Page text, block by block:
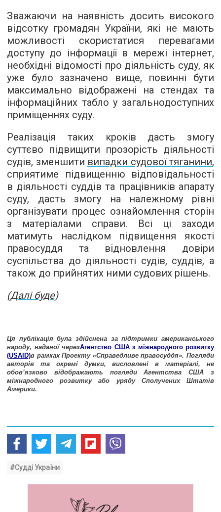
Зважаючи на наявність досить високого
відсотку громадян України, які не мають
можливості скористатися перевагами
доступу до інформації в мережі інтернет,
необхідні відомості про діяльність суду, як
уже було зазначено вище, повинні бути
максимально відображені на стендах та
інформаційних табло у загальнодоступних
приміщеннях суду.
Реалізація таких кроків дасть змогу
суттєво підвищити прозорість діяльності
судів, зменшити випадки судової тяганини,
сприятиме підвищенню відповідальності
в діяльності суддів та працівників апарату
суду, дасть змогу на належному рівні
організувати процес ознайомлення сторін
з матеріалами справи. Всі ці заходи
матимуть наслідком підвищення якості
правосуддя та відновлення довіри
суспільства до діяльності судів, суддів, а
також до прийнятих ними судових рішень.
(Далі буде)
Ця публікація була здійснена за підтримки американського
народу, наданої черезАгентство США з міжнародного розвитку
(USAID)в рамках Проекту «Справедливе правосуддя». Погляди
авторів та окремі думки, висловлені в матеріалі, не
обов’язково відображають погляди Агентства США з
міжнародного розвитку або уряду Сполучених Штатів
Америки.
#Судді України